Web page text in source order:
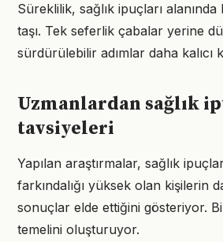
Süreklilik, sağlık ipuçları alanında
taşı. Tek seferlik çabalar yerine
sürdürülebilir adımlar daha kalıcı
Uzmanlardan sağlık
tavsiyeleri
Yapılan araştırmalar, sağlık
farkındalığı yüksek olan kişilerin
sonuçlar elde ettiğini gösteriyor.
temelini oluşturuyor.